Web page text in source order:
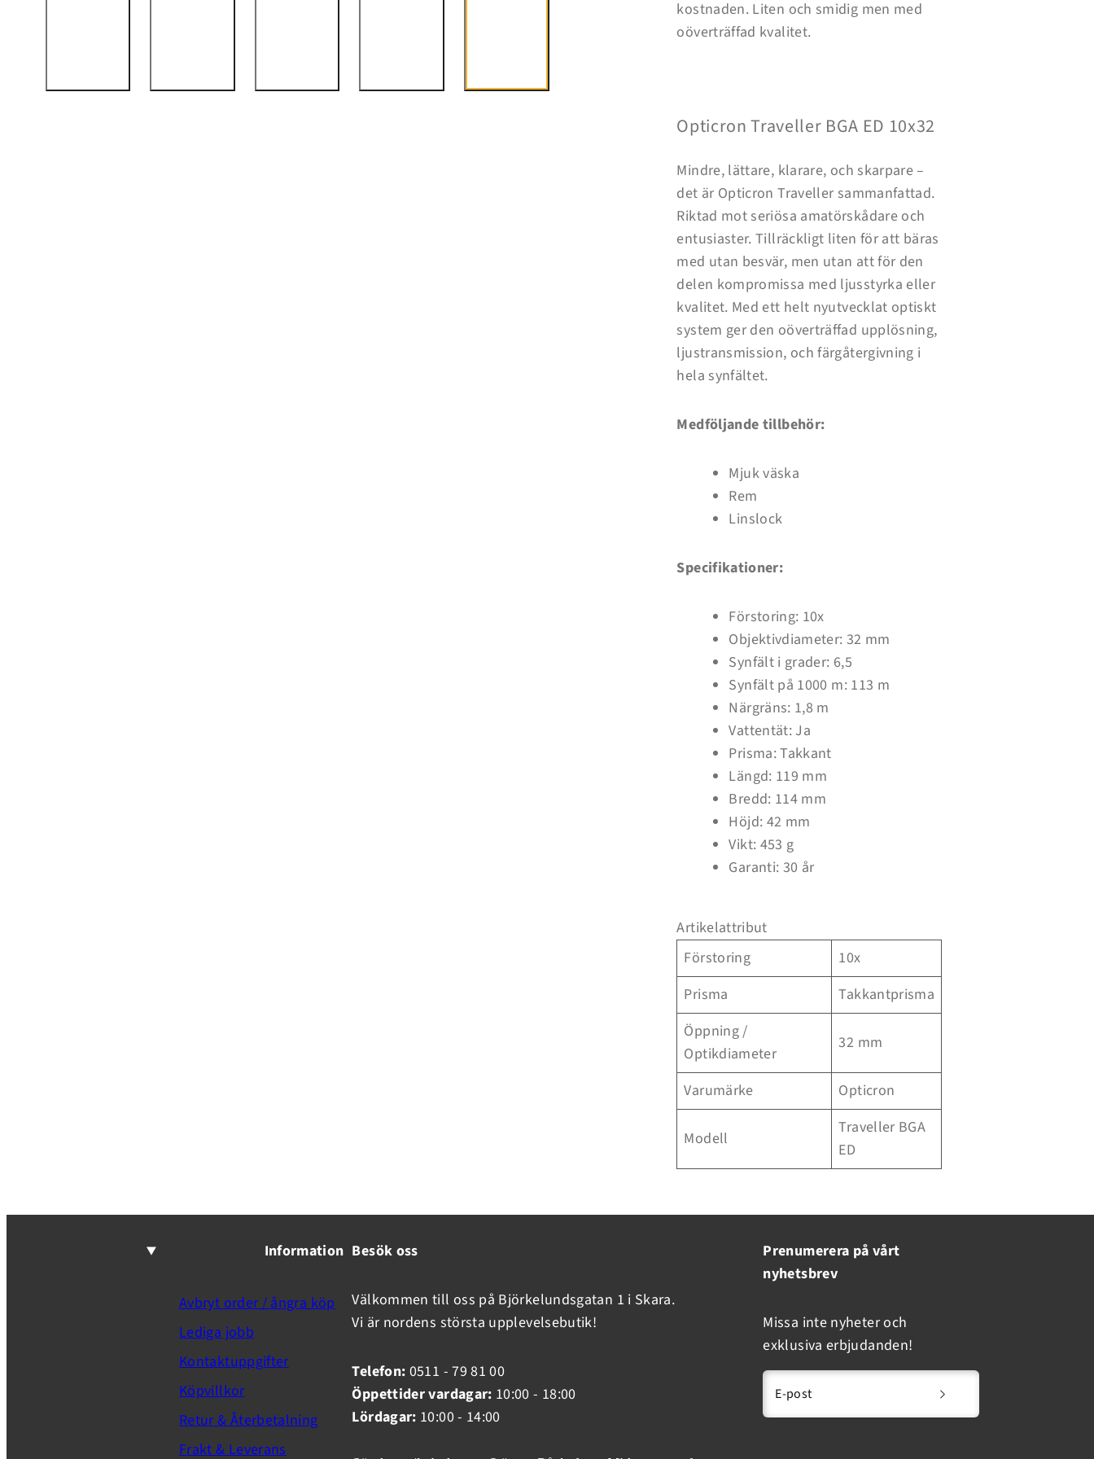
kostnaden. Liten och smidig men med
oöverträffad kvalitet.
Opticron Traveller BGA ED 10x32
Mindre, lättare, klarare, och skarpare –
det är Opticron Traveller sammanfattad.
Riktad mot seriösa amatörskådare och
entusiaster. Tillräckligt liten för att bäras
med utan besvär, men utan att för den
delen kompromissa med ljusstyrka eller
kvalitet. Med ett helt nyutvecklat optiskt
system ger den oöverträffad upplösning,
ljustransmission, och färgåtergivning i
hela synfältet.
Medföljande tillbehör:
Mjuk väska
Rem
Linslock
Specifikationer:
Förstoring: 10x
Objektivdiameter: 32 mm
Synfält i grader: 6,5
Synfält på 1000 m: 113 m
Närgräns: 1,8 m
Vattentät: Ja
Prisma: Takkant
Längd: 119 mm
Bredd: 114 mm
Höjd: 42 mm
Vikt: 453 g
Garanti: 30 år
Artikelattribut
Förstoring
10x
Prisma
Takkantprisma
Öppning /
Optikdiameter
32 mm
Varumärke Opticron
Modell
Traveller BGA
ED
Information
Avbryt order / ångra köp
Lediga jobb
Kontaktuppgifter
Köpvillkor
Retur & Återbetalning
Frakt & Leverans
Besök oss
Välkommen till oss på Björkelundsgatan 1 i Skara.
Vi är nordens största upplevelsebutik!
Telefon: 0511 - 79 81 00
Öppettider vardagar: 10:00 - 18:00
Lördagar: 10:00 - 14:00
Prenumerera på vårt
nyhetsbrev
Missa inte nyheter och
exklusiva erbjudanden!
E-post